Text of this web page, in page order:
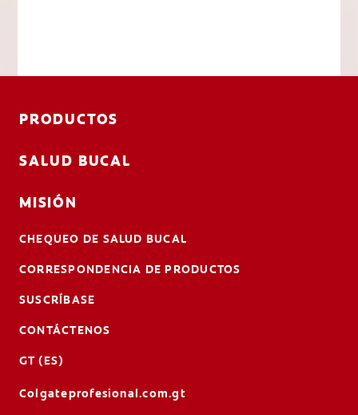
PRODUCTOS
SALUD BUCAL
MISIÓN
CHEQUEO DE SALUD BUCAL
CORRESPONDENCIA DE PRODUCTOS
SUSCRÍBASE
CONTÁCTENOS
GT (ES)
Colgateprofesional.com.gt